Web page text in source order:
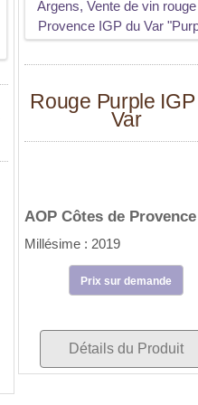
Rouge Purple
Var
AOP Côtes de Provence
Millésime : 2019
Prix sur demande
Détails du Produit